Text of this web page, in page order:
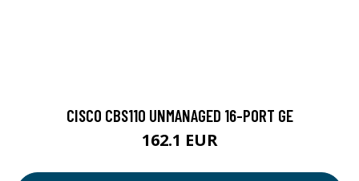
CISCO CBS110 UNMANAGED 16-PORT GE
162.1 EUR